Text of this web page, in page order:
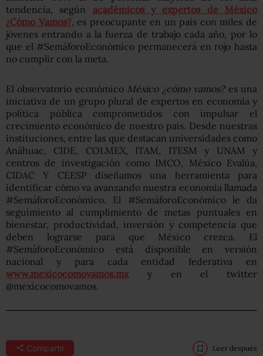
tendencia, según académicos y expertos de México
¿Cómo Vamos?, es preocupante en un país con miles de
jóvenes entrando a la fuerza de trabajo cada año, por lo
que el #SemáforoEconómico permanecerá en rojo hasta
no cumplir con la meta.
El observatorio económico México ¿cómo vamos?es una
iniciativa de un grupo plural de expertos en economía y
política pública comprometidos con impulsar el
crecimiento económico de nuestro país. Desde nuestras
instituciones, entre las que destacan universidades como
Anáhuac, CIDE, COLMEX, ITAM, ITESM y UNAM y
centros de investigación como IMCO, México Evalúa,
CIDAC Y CEESP diseñamos una herramienta para
identificar cómo va avanzando nuestra economía llamada
#SemáforoEconómico. El #SemáforoEconómico le da
seguimiento al cumplimiento de metas puntuales en
bienestar, productividad, inversión y competencia que
deben lograrse para que México crezca. El
#SemáforoEconómico está disponible en versión
nacional y para cada entidad federativa en
www.mexicocomovamos.mx y en el twitter
@mexicocomovamos.
Compartir Leer después